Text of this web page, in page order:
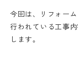
今回は、リフォー
行われている工事
します。